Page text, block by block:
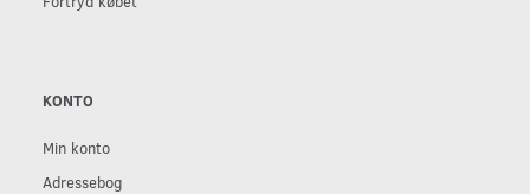
KONTO
Min konto
Adressebog